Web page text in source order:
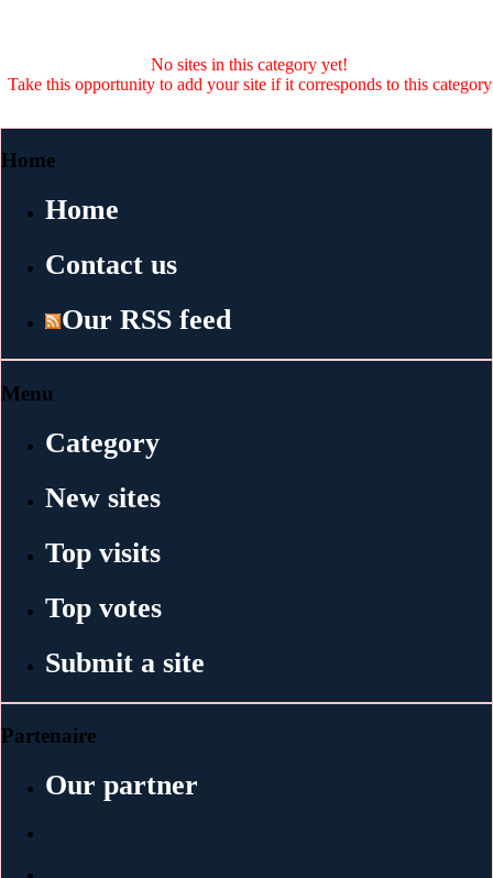
No sites in this category yet!
Take this opportunity to add your site if it corresponds to this category
Home
Home
Contact us
Our RSS feed
Menu
Category
New sites
Top visits
Top votes
Submit a site
Partenaire
Our partner